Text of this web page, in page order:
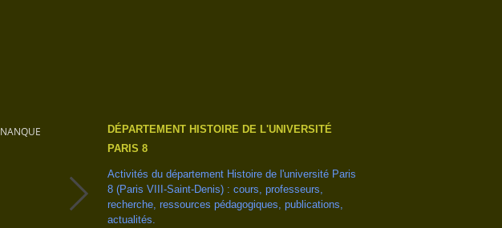
DÉPARTEMENT HISTOIRE DE L'UNIVERSITÉ
PARIS 8
Activités du département Histoire de l'université Paris
8 (Paris VIII-Saint-Denis) : cours, professeurs,
recherche, ressources pédagogiques, publications,
actualités.